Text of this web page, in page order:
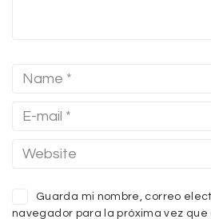
Guarda mi nombre, correo
navegador para la próxima vez que